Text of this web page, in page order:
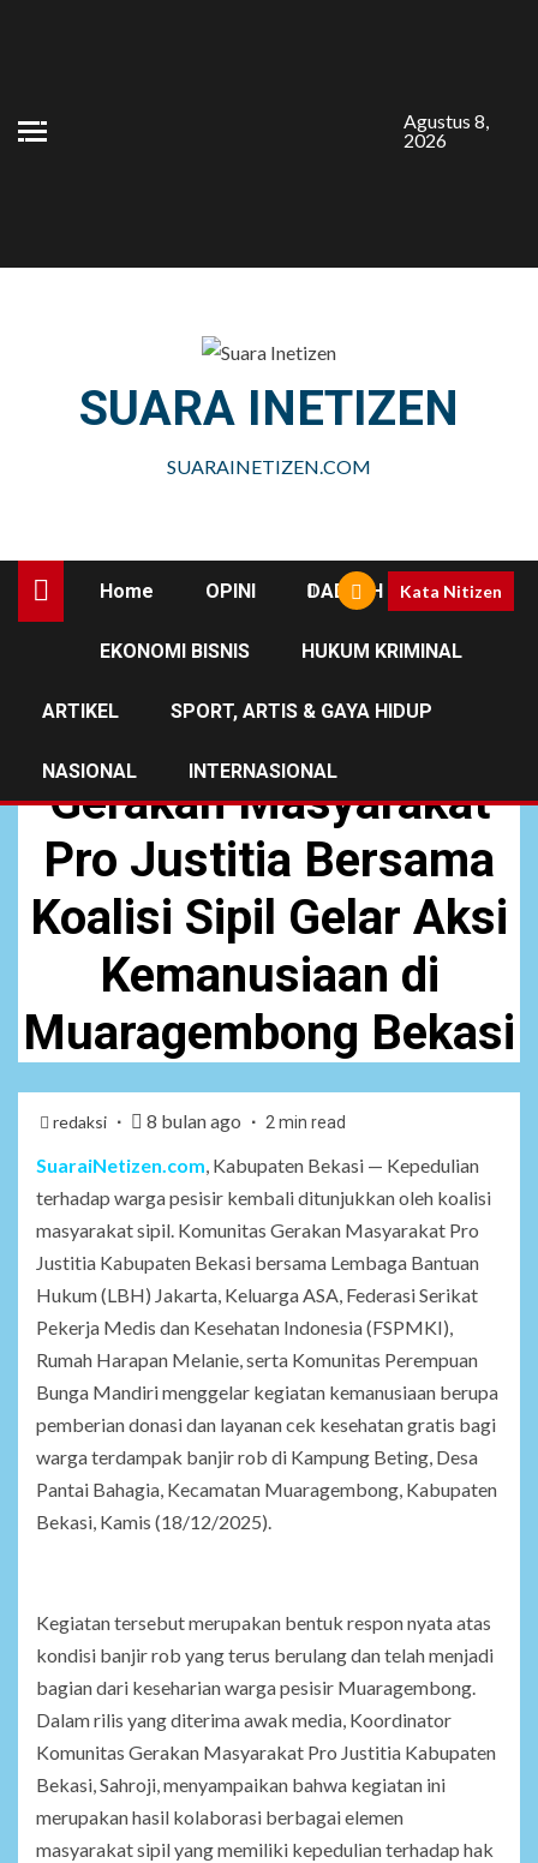
Agustus 8,
2026
SUARA INETIZEN
SUARAINETIZEN.COM
Home OPINI DAERAH
EKONOMI BISNIS HUKUM KRIMINAL
ARTIKEL SPORT, ARTIS & GAYA HIDUP
NASIONAL INTERNASIONAL
Kata Nitizen
Gerakan Masyarakat
Pro Justitia Bersama
Koalisi Sipil Gelar Aksi
Kemanusiaan di
Muaragembong Bekasi
redaksi 8 bulan ago 2 min read
SuaraiNetizen.com, Kabupaten Bekasi — Kepedulian
terhadap warga pesisir kembali ditunjukkan oleh koalisi
masyarakat sipil. Komunitas Gerakan Masyarakat Pro
Justitia Kabupaten Bekasi bersama Lembaga Bantuan
Hukum (LBH) Jakarta, Keluarga ASA, Federasi Serikat
Pekerja Medis dan Kesehatan Indonesia (FSPMKI),
Rumah Harapan Melanie, serta Komunitas Perempuan
Bunga Mandiri menggelar kegiatan kemanusiaan berupa
pemberian donasi dan layanan cek kesehatan gratis bagi
warga terdampak banjir rob di Kampung Beting, Desa
Pantai Bahagia, Kecamatan Muaragembong, Kabupaten
Bekasi, Kamis (18/12/2025).
Kegiatan tersebut merupakan bentuk respon nyata atas
kondisi banjir rob yang terus berulang dan telah menjadi
bagian dari keseharian warga pesisir Muaragembong.
Dalam rilis yang diterima awak media, Koordinator
Komunitas Gerakan Masyarakat Pro Justitia Kabupaten
Bekasi, Sahroji, menyampaikan bahwa kegiatan ini
merupakan hasil kolaborasi berbagai elemen
masyarakat sipil yang memiliki kepedulian terhadap hak